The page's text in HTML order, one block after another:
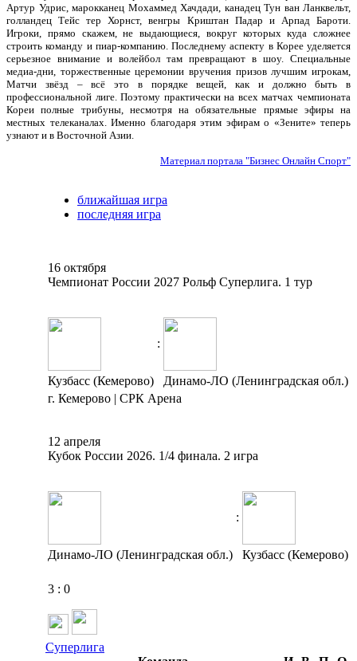
Артур Удрис, марокканец Мохаммед Хачдади, канадец Тун ван Ланквельт,
голландец Тейс тер Хорнст, венгры Криштан Падар и Арпад Бароти.
Игроки, прямо скажем, не выдающиеся, вокруг которых куда сложнее
строить команду и пиар-компанию. Последнему аспекту в Корее уделяется
серьезное внимание и волейбол там превращают в шоу. Специальные
медиа-дни, торжественные церемонии вручения призов лучшим игрокам,
Матчи звёзд – всё это в порядке вещей, как и должно быть в
профессиональной лиге. Поэтому практически на всех матчах чемпионата
Кореи полные трибуны, несмотря на обязательные прямые эфиры на
местных телеканалах. Именно благодаря этим эфирам о «Зените» теперь
узнают и в Восточной Азии.
Материал портала "Бизнес Онлайн Спорт"
ближайшая игра
последняя игра
16 октября
Чемпионат России 2027 Рольф Суперлига. 1 тур
:
Кузбасс (Кемерово)
Динамо-ЛО (Ленинградская обл.)
г. Кемерово | СРК Арена
12 апреля
Кубок России 2026. 1/4 финала. 2 игра
:
Динамо-ЛО (Ленинградская обл.) Кузбасс (Кемерово)
3 : 0
Суперлига